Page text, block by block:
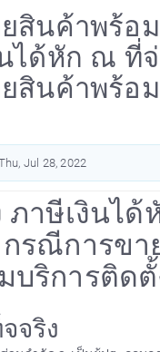
สินค้าพร้อ
ได้หัก ณ ที่
สินค้าพร้อ
Jul 28, 2022
ภาษีเงินไ
กรณีการขา
บริการติดตั้
จริง